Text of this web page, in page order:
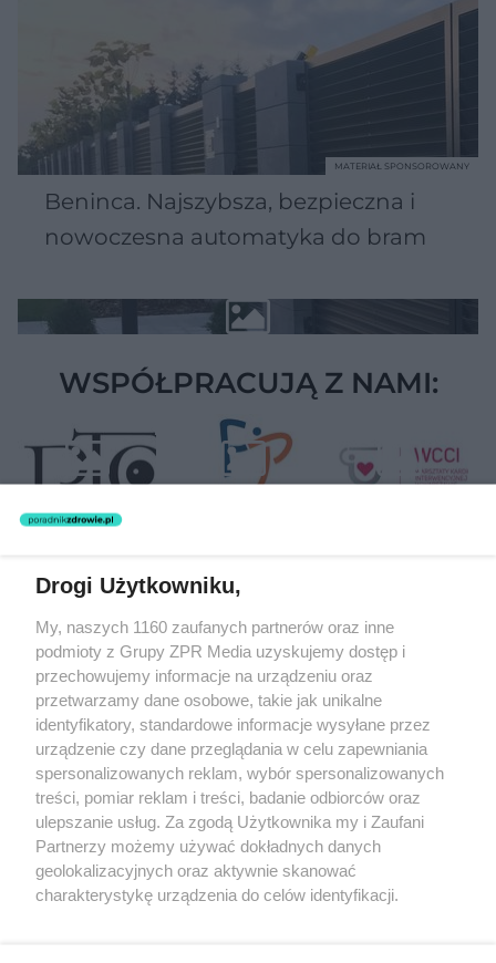
Beninca. Najszybsza, bezpieczna i
nowoczesna automatyka do bram
MATERIAŁ SPONSOROWANY
WSPÓŁPRACUJĄ Z NAMI:
Żaden utwór zamieszczony w serwisie nie może być powielany i
rozpowszechniany lub dalej rozpowszechniany w jakikolwiek sposób
(w tym także elektroniczny lub mechaniczny) na jakimkolwiek polu
eksploatacji w jakiejkolwiek formie, włącznie z umieszczaniem w
Internecie bez pisemnej zgody właściciela praw. Jakiekolwiek użycie
lub wykorzystanie utworów w całości lub w części z naruszeniem
prawa, tzn. bez właściwej zgody, jest zabronione pod groźbą kary i
może być ścigane prawnie.
O nas
Drogi Użytkowniku,
My, naszych 1160 zaufanych partnerów oraz inne
podmioty z Grupy ZPR Media uzyskujemy dostęp i
przechowujemy informacje na urządzeniu oraz
przetwarzamy dane osobowe, takie jak unikalne
identyfikatory, standardowe informacje wysyłane przez
urządzenie czy dane przeglądania w celu zapewniania
spersonalizowanych reklam, wybór spersonalizowanych
treści, pomiar reklam i treści, badanie odbiorców oraz
ulepszanie usług. Za zgodą Użytkownika my i Zaufani
Partnerzy możemy używać dokładnych danych
geolokalizacyjnych oraz aktywnie skanować
charakterystykę urządzenia do celów identyfikacji.